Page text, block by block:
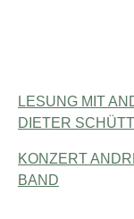
LESUNG MIT
DIETER SCHÜTT
KONZERT
BAND